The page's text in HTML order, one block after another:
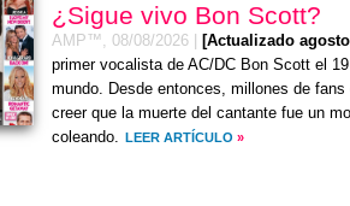
¿Sigue vivo Bon Scott?
AMP™, 08/08/2026 [Actualizado agosto
primer vocalista de AC/DC Bon Scott el
mundo. Desde entonces, millones de
creer que la muerte del cantante fue un
coleando. LEER ARTÍCULO »